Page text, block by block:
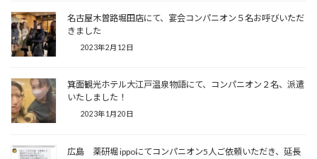
名古屋木曽路堀田店にて、宴会コンパニオン５名お呼びいただ
きました
2023年2月12日
箕面観光ホテル大江戸温泉物語にて、コンパニオン２名、派遣
いたしました！
2023年1月20日
広島 薬研堀 ippoにてコンパニオン5人ご依頼いただき、延長